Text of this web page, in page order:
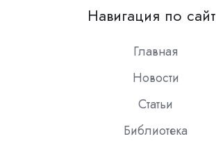
Slack
Навигация по
Главная
Новости
Статьи
Библиотека